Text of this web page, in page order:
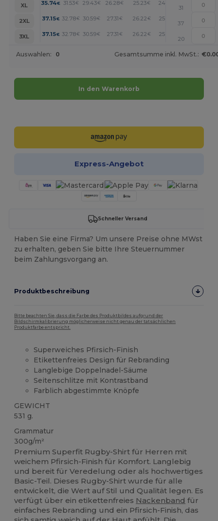
XL
35.74€ 31.53€ 29.43€ 26.28€ 25.23€ 24.18
31
2XL
37.15€ 32.78€ 30.59€ 27.31€ 26.22€ 25.13
37
3XL
37.15€ 32.78€ 30.59€ 27.31€ 26.22€ 25.13
20
Auswahlen: 0 Gesamtsumme inkl. MwSt.:
In den Warenkorb
Express-Angebot
Schneller Versand
Haben Sie eine Firma? Um unsere Preise ohne MWst
zu erhalten, geben Sie bitte Ihre Steuernummer
beim Zahlungsvorgang an.
Produktbeschreibung
Bitte beachten Sie, dass die Farbe des Produktbildes aufgrund der
Bildschirmkalibrierung möglicherweise nicht genau der tatsächlichen
Produktfarbe entspricht.
Superweiches Pfirsich-Finish
Etikettenfreies Design für Rebranding
Langlebige Doppelnadel-Säume
Seitenschlitze mit Kontrastband
Farblich abgestimmte Knöpfe
GEWICHT
531 g.
Grammatur
300g/m²
Premium Superfit Rugby-Shirt für Herren mit
weichem Pfirsich-Finish für Komfort. Langlebig
und bereit für Veredelung oder als hochwertiges
Basic-Teil. Dieses Rugby-Shirt wurde für alle
entwickelt, die Wert auf Stil und Qualität legen. Es
verfügt über ein etikettenfreies Nackenband für
einfaches Rebranding und ein Pfirsich-Finish, das